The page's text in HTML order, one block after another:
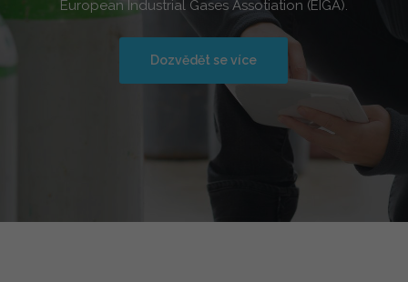
European Industrial Gases Assotiation (EIGA).
Dozvědět se více